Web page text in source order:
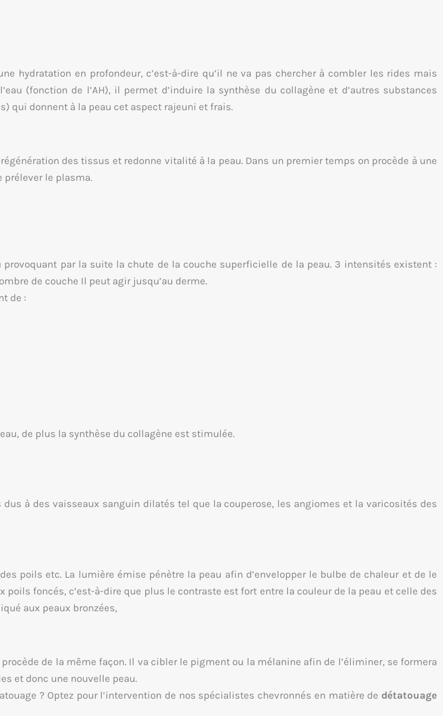
hydratation en profondeur, c’est-à-dire qu’il ne va pas chercher à combler les rides mais
(fonction de l’AH), il permet d’induire la synthèse du collagène et d’autres substances
qui donnent à la peau cet aspect rajeuni et frais.
des tissus et redonne vitalité à la peau. Dans un premier temps on procède à une
prélever le plasma.
par la suite la chute de la couche superficielle de la peau. 3 intensités existent :
de couche Il peut agir jusqu’au derme.
de :
de plus la synthèse du collagène est stimulée.
à des vaisseaux sanguin dilatés tel que la couperose, les angiomes et la varicosités des
poils etc. La lumière émise pénètre la peau afin d’envelopper le bulbe de chaleur et de le
foncés, c’est-à-dire que plus le contraste est fort entre la couleur de la peau et celle des
aux peaux bronzées,
de la même façon. Il va cibler le pigment ou la mélanine afin de l’éliminer, se formera
et donc une nouvelle peau.
? Optez pour l’intervention de nos spécialistes chevronnés en matière de détatouage